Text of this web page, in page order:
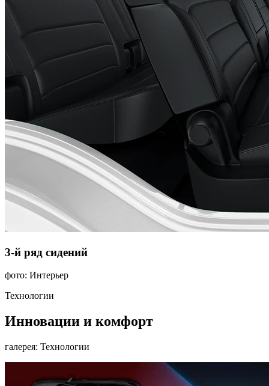
3-й ряд сидений
фото: Интерьер
Технологии
Инновации и комфорт
галерея: Технологии